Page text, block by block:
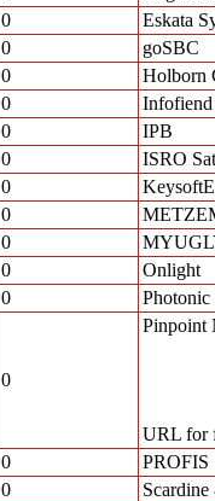
0
Eskata
0
goSBC
0
Holborn
0
Infofiend
0
IPB
0
ISRO
0
0
0
0
Onlight
0
0
Pinpoint
URL for
0
PROFIS
0